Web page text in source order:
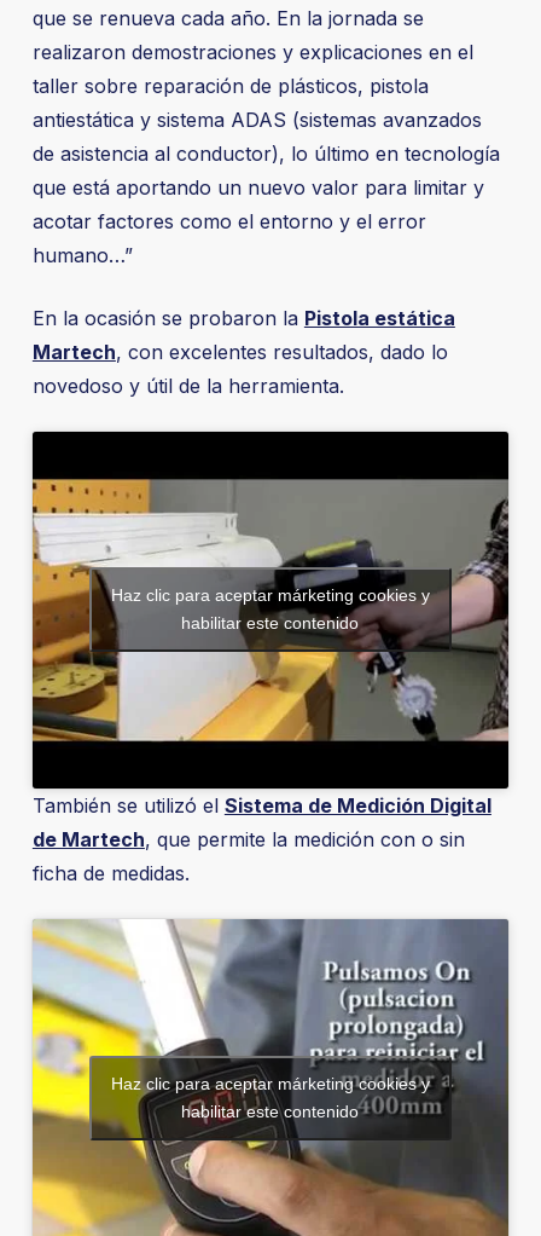
que se renueva cada año. En la jornada se
realizaron demostraciones y explicaciones en el
taller sobre reparación de plásticos, pistola
antiestática y sistema ADAS (sistemas avanzados
de asistencia al conductor), lo último en tecnología
que está aportando un nuevo valor para limitar y
acotar factores como el entorno y el error
humano…”
En la ocasión se probaron la Pistola estática
Martech, con excelentes resultados, dado lo
novedoso y útil de la herramienta.
Haz clic para aceptar márketing cookies y
habilitar este contenido
También se utilizó el Sistema de Medición Digital
de Martech, que permite la medición con o sin
ficha de medidas.
Haz clic para aceptar márketing cookies y
habilitar este contenido